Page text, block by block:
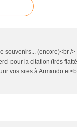
souvenirs... (encore)<br /
pour la citation (très
vos sites à Armando